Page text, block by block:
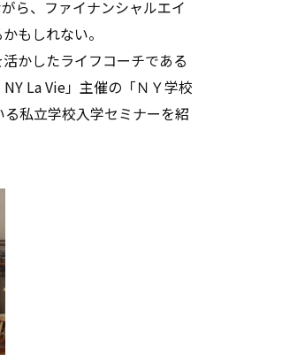
ら、ファイナンシャルエイ
もしれない。
かしたライフコーチである
La Vie」主催の「ＮＹ学校
私立学校入学セミナーを紹